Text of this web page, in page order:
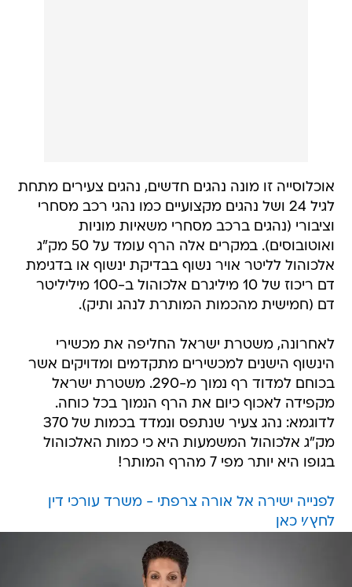
אוכלוסייה זו מונה נהגים חדשים, נהגים צעירים מתחת
לגיל 24 ושל נהגים מקצועיים כמו נהגי רכב מסחרי
וציבורי (נהגים ברכב מסחרי משאיות מוניות
ואוטובוסים). במקרים אלה הרף עומד על 50 מק"ג
אלכוהול לליטר אויר נשוף בבדיקת ינשוף או בדגימת
דם ריכוז של 10 מיליגרם אלכוהול ב-100 מיליליטר
דם (חמישית מהכמות המותרת לנהג ותיק).
לאחרונה, משטרת ישראל החליפה את מכשירי
הינשוף הישנים למכשירים מתקדמים ומדויקים אשר
בכוחם למדוד רף נמוך מ-290. משטרת ישראל
מקפידה לאכוף כיום את הרף הנמוך בכל כוחה.
לדוגמא: נהג צעיר שנתפס ונמדד בכמות של 370
מק"ג אלכוהול המשמעות היא כי כמות האלכוהול
בגופו היא יותר מפי 7 מהרף המותר!
לפנייה ישירה אל אורה צרפתי - משרד עורכי דין
לחץ/י כאן